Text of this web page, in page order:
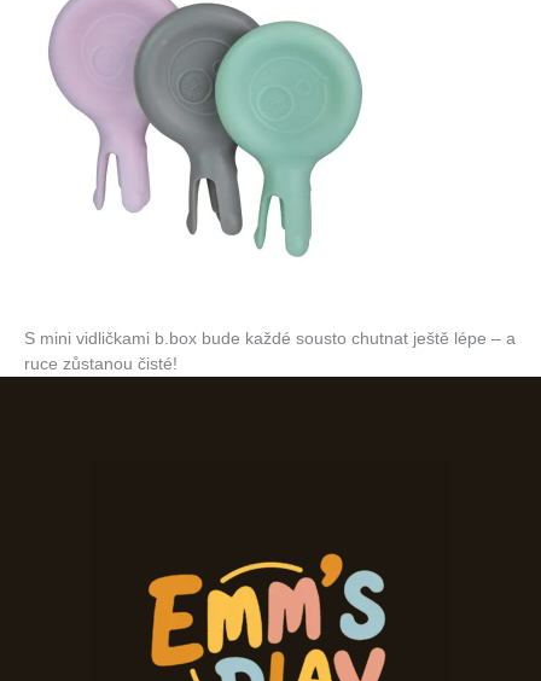
S mini vidličkami b.box bude každé sousto chutnat ještě lépe – a
ruce zůstanou čisté!